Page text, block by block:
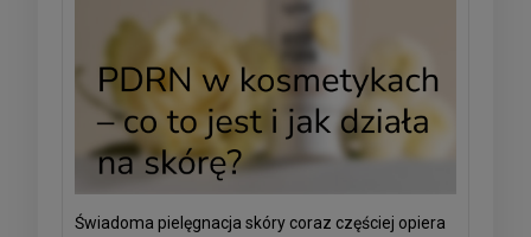
Świadoma pielęgnacja skóry coraz częściej opiera